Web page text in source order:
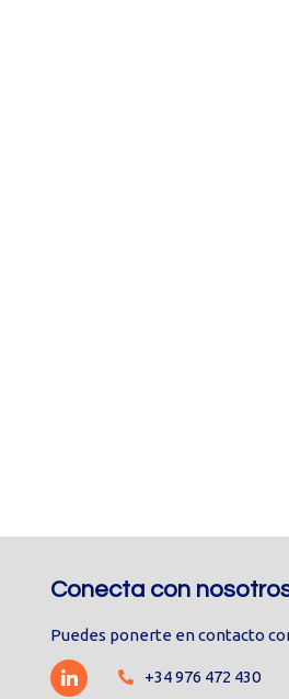
Conecta con
Puedes ponerte en contacto
+34 976 472 430